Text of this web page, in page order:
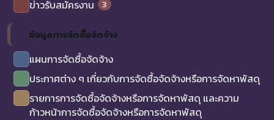
ข่าวรับสมัครงาน
3
ข้อมูลการจัดซื้อจัดจ้าง
แผนการจัดซื้อจัดจ้าง
ประกาศต่าง ๆ เกี่ยวกับการจัดซื้อจัดจ้างหรือการจัดหาพัสดุ
รายการการจัดซื้อจัดจ้างหรือการจัดหาพัสดุ และความ
ก้าวหน้าการจัดซื้อจัดจ้างหรือการจัดหาพัสดุ